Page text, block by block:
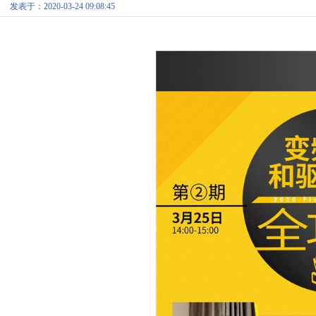
发表于：2020-03-24 09:08:45